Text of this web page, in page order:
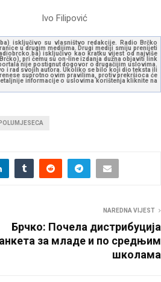
isključivo su vlasništvo redakcije. Radio Brčko
u drugim medijima. Drugi mediji smiju prenijeti
isključivo kao kratku vijest od najviše
pri čemu su on-line izdanja dužna objaviti link
nije postignut dogovor o drugačijim uslovima.
i rad svojih autora. Ukoliko se bilo koji dio teksta ili
suprotno ovim pravilima, protiv prekršioca će
informacije o uslovima korištenja kliknite na
NAREDNA VIJEST
Брчко: Почела дистрибуција
анкета за младе и по средњим
школама